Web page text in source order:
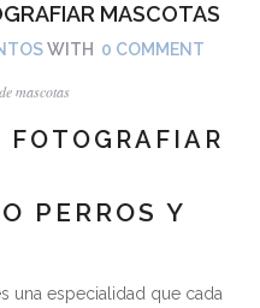
MASCOTAS
WITH 0 COMMENT
mascotas
FOTOGRAFIAR
PERROS Y
una especialidad que cada